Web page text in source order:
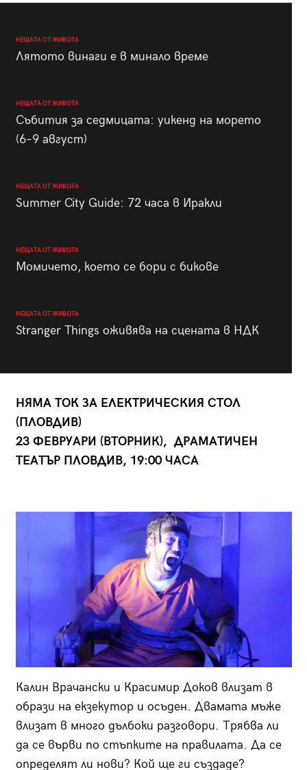
НЕЩАТА ОТ ЖИВОТА
Лятото винаги е в минало време
НЕЩАТА ОТ ЖИВОТА
Събития за седмицата: уикенд на морето
(6–9 август)
НЕЩАТА ОТ ЖИВОТА
Summer City Guide: 72 часа в Иракли
НЕЩАТА ОТ ЖИВОТА
Момичето, което се бори с бикове
НЕЩАТА ОТ ЖИВОТА
Stranger Things оживява на сцената в НДК
НЯМА ТОК ЗА ЕЛЕКТРИЧЕСКИЯ СТОЛ
(ПЛОВДИВ)
23 ФЕВРУАРИ (ВТОРНИК), ДРАМАТИЧЕН
ТЕАТЪР ПЛОВДИВ, 19:00 ЧАСА
Калин Врачански и Красимир Доков влизат в
образи на екзекутор и осъден. Двамата мъже
влизат в много дълбоки разговори. Трябва ли
да се върви по стъпките на правилата. Да се
определят ли нови? Кой ще ги създаде?